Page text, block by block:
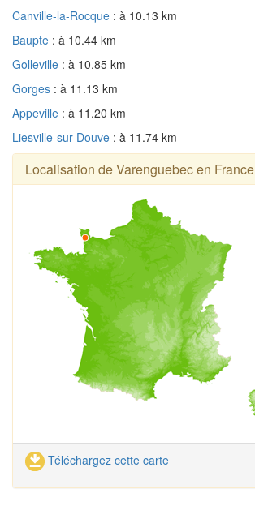
Canville-la-Rocque : à 10.13 km
Baupte : à 10.44 km
Golleville : à 10.85 km
Gorges : à 11.13 km
Appeville : à 11.20 km
Liesville-sur-Douve : à 11.74 km
Localisation de Varenguebec en France
Téléchargez cette carte